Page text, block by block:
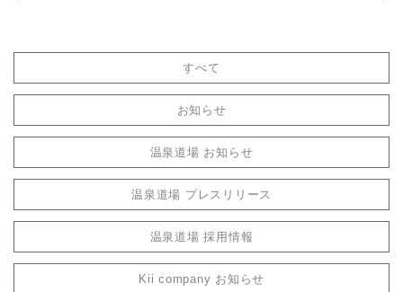
すべて
お知らせ
温泉道場 お知らせ
温泉道場 プレスリリース
温泉道場 採用情報
Kii company お知らせ